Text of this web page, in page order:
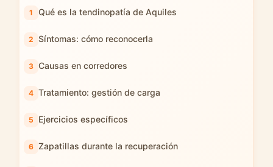
Qué es la tendinopatía de Aquiles
Síntomas: cómo reconocerla
Causas en corredores
Tratamiento: gestión de carga
Ejercicios específicos
Zapatillas durante la recuperación